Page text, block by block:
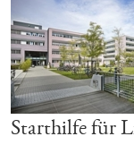
Starthilfe für